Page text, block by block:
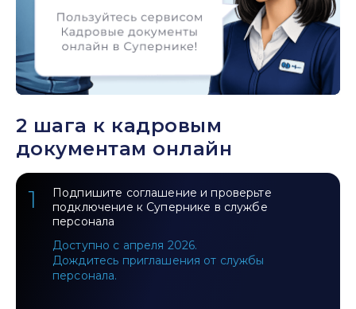
2 шага к кадровым
документам онлайн
1
Подпишите соглашение и проверьте
подключение к Супернике в службе
персонала
Доступно с апреля 2026.
Дождитесь приглашения от службы
персонала.